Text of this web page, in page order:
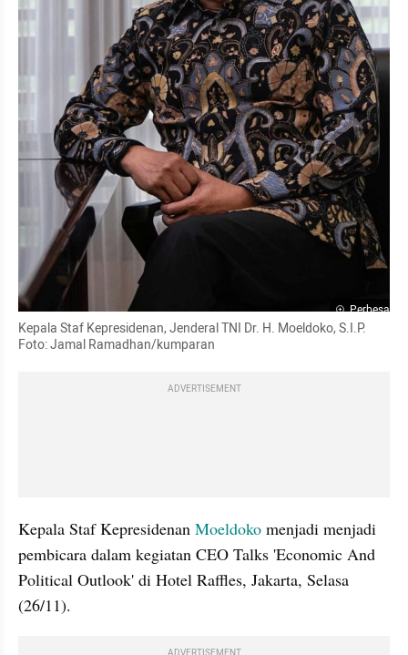
Perbesar
Kepala Staf Kepresidenan, Jenderal TNI Dr. H. Moeldoko, S.I.P.
Foto: Jamal Ramadhan/kumparan
ADVERTISEMENT
Kepala Staf Kepresidenan Moeldoko menjadi menjadi
pembicara dalam kegiatan CEO Talks 'Economic And
Political Outlook' di Hotel Raffles, Jakarta, Selasa
(26/11).